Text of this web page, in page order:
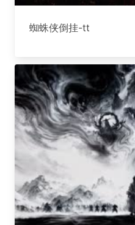
蜘蛛侠倒挂-tt